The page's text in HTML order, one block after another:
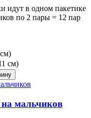
идут в одном пакетике
по 2 пары = 12 пар
см)
мальчиков